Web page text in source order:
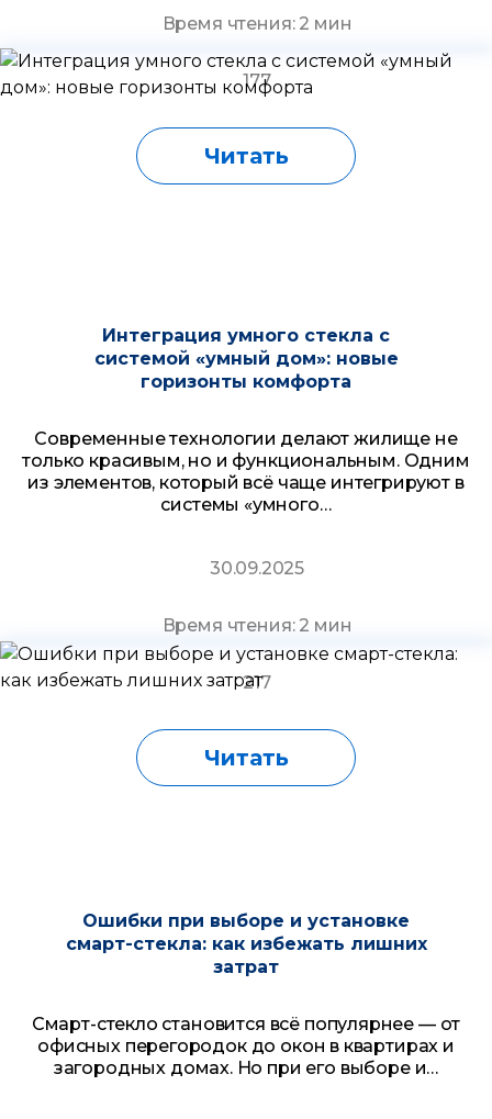
Время чтения: 2 мин
177
Читать
Интеграция умного стекла с
системой «умный дом»: новые
горизонты комфорта
Современные технологии делают жилище не
только красивым, но и функциональным. Одним
из элементов, который всё чаще интегрируют в
системы «умного…
30.09.2025
Время чтения: 2 мин
217
Читать
Ошибки при выборе и установке
смарт-стекла: как избежать лишних
затрат
Смарт-стекло становится всё популярнее — от
офисных перегородок до окон в квартирах и
загородных домах. Но при его выборе и…